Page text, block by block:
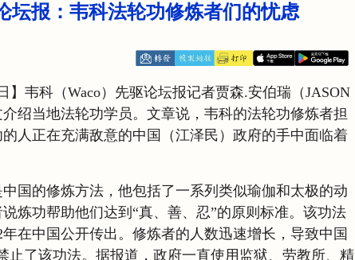
坛报：韦科法轮功修炼者们的忧虑
】韦科（Waco）先驱论坛报记者贾森.安伯瑞（JASON
绍当地法轮功学员。文章说，韦科的法轮功修炼者担
人正在充满敌意的中国（江泽民）政府的手中面临着
国的修炼方法，他包括了一系列类似瑜伽和太极的动
炼功帮助他们达到“真、善、忍”的原则标准。该功法
在中国公开传出。修炼者的人数迅速增长，导致中国
止了该功法。据报道，政府一直使用监狱、劳教所、精